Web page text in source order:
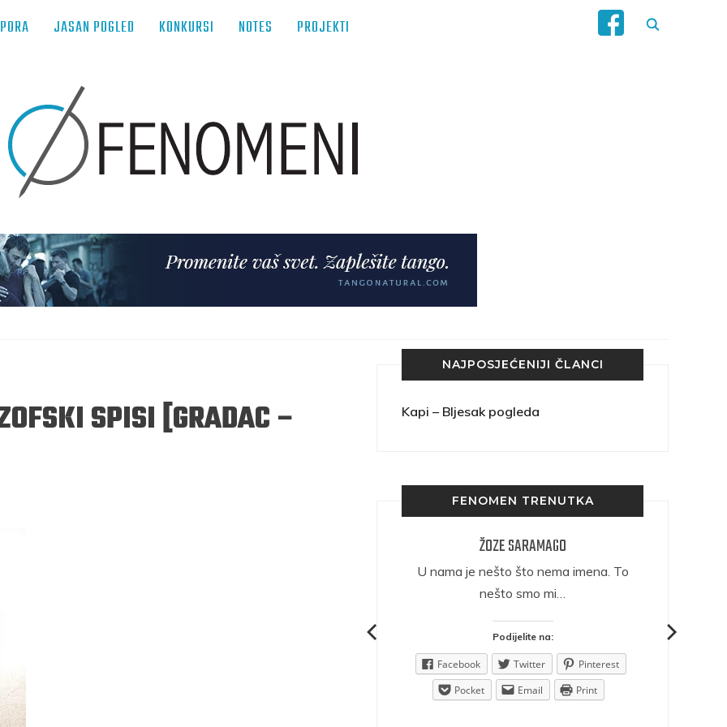
JASAN POGLED KONKURSI NOTES PROJEKTI
SPISI [GRADAC –
NAJPOSJEĆENIJI ČLANCI
Kapi – Bljesak pogleda
FENOMEN TRENUTKA
ŽOZE SARAMAGO
U nama je nešto što nema imena. To
nešto smo mi…
Podijelite na:
Facebook Twitter
Pinterest
Pocket
Email Print
na življenje pod
navikli smo da užižemo
ikonama, ali ne i pred